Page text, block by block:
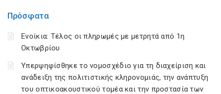
Πρόσφατα
Ενοίκια: Τέλος οι πληρωμές με μετρητά από 1η
Οκτωβρίου
Υπερψηφίσθηκε το νομοσχέδιο για τη διαχείριση και
ανάδειξη της πολιτιστικής κληρονομιάς, την ανάπτυξη
του οπτικοακουστικού τομέα και την προστασία των